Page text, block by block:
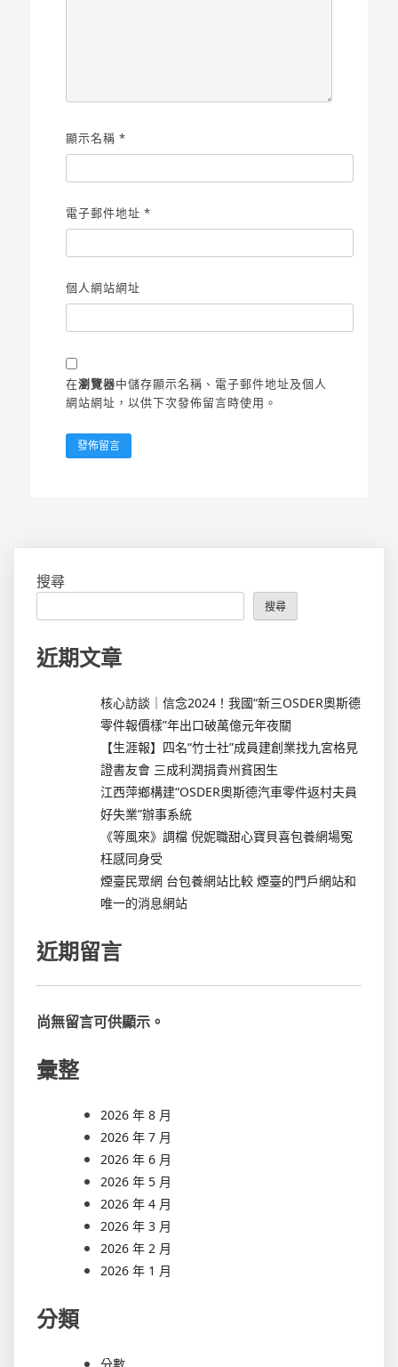
顯示名稱*
電子郵件地址*
個人網站網址
在瀏覽器中儲存顯示名稱、電子郵件地址及個人
網站網址，以供下次發佈留言時使用。
搜尋
搜尋
近期文章
核心訪談｜信念2024！我國“新三OSDER奧斯德
零件報價樣”年出口破萬億元年夜關
【生涯報】四名“竹士社”成員建創業找九宮格見
證書友會 三成利潤捐貴州貧困生
江西萍鄉構建“OSDER奧斯德汽車零件返村夫員
好失業”辦事系統
《等風來》調檔 倪妮職甜心寶貝喜包養網場冤
枉感同身受
煙臺民眾網 台包養網站比較 煙臺的門戶網站和
唯一的消息網站
近期留言
尚無留言可供顯示。
彙整
2026 年 8 月
2026 年 7 月
2026 年 6 月
2026 年 5 月
2026 年 4 月
2026 年 3 月
2026 年 2 月
2026 年 1 月
分類
分數